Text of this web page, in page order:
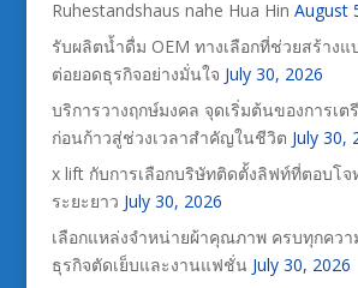
Ruhestandshaus nahe Hua Hin August
รับผลิตน้ำดื่ม OEM ทางเลือกที่ช่วยสร้าง
ต่อยอดธุรกิจอย่างมั่นใจ July 30, 2026
บริการวางฤกษ์มงคล จุดเริ่มต้นของการเต
ก่อนก้าวสู่ช่วงเวลาสำคัญในชีวิต July 30,
x lift กับการเลือกบริษัทติดตั้งลิฟท์ที่ตอบโจ
ระยะยาว July 30, 2026
เลือกแหล่งจำหน่ายผ้าคุณภาพ ครบทุกควา
ธุรกิจตัดเย็บและงานแฟชั่น July 30, 2026